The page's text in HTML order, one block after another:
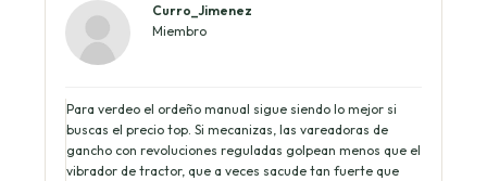
Curro_Jimenez
Miembro
Para verdeo el ordeño manual sigue siendo lo mejor si
buscas el precio top. Si mecanizas, las vareadoras de
gancho con revoluciones reguladas golpean menos que el
vibrador de tractor, que a veces sacude tan fuerte que